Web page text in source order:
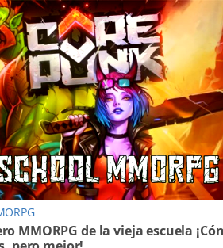
MMORPG de la vieja escuela